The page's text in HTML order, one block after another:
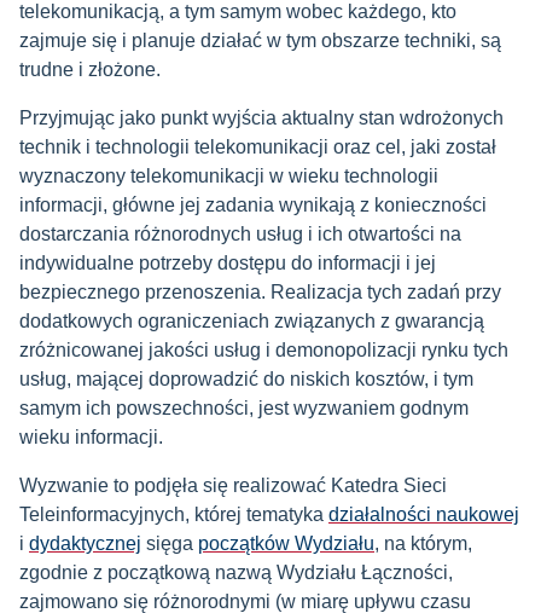
telekomunikacją, a tym samym wobec każdego, kto
zajmuje się i planuje działać w tym obszarze techniki, są
trudne i złożone.
Przyjmując jako punkt wyjścia aktualny stan wdrożonych
technik i technologii telekomunikacji oraz cel, jaki został
wyznaczony telekomunikacji w wieku technologii
informacji, główne jej zadania wynikają z konieczności
dostarczania różnorodnych usług i ich otwartości na
indywidualne potrzeby dostępu do informacji i jej
bezpiecznego przenoszenia. Realizacja tych zadań przy
dodatkowych ograniczeniach związanych z gwarancją
zróżnicowanej jakości usług i demonopolizacji rynku tych
usług, mającej doprowadzić do niskich kosztów, i tym
samym ich powszechności, jest wyzwaniem godnym
wieku informacji.
Wyzwanie to podjęła się realizować Katedra Sieci
Teleinformacyjnych, której tematyka działalności naukowej
i dydaktycznej sięga początków Wydziału, na którym,
zgodnie z początkową nazwą Wydziału Łączności,
zajmowano się różnorodnymi (w miarę upływu czasu